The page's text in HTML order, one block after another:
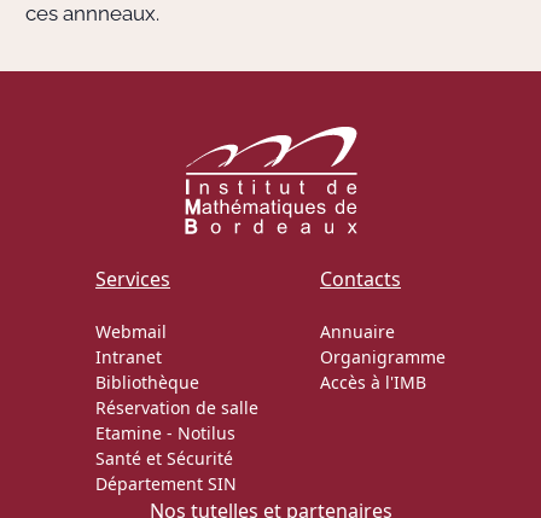
ces annneaux.
Services
Webmail
Intranet
Bibliothèque
Réservation de salle
Etamine - Notilus
Santé et Sécurité
Département SIN
Contacts
Annuaire
Organigramme
Accès à l'IMB
Nos tutelles et partenaires